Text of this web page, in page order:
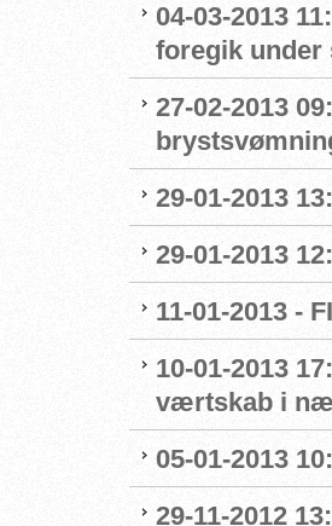
04-03-2013
foregik under
27-02-2013
29-01-2013
29-01-2013
11-01-2013 -
10-01-2013
værtskab i
05-01-2013
29-11-2012